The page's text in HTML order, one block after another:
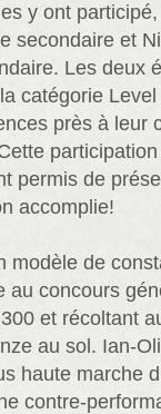
y ont
secondaire et
Les deux
catégorie
près à leur
permis de
accomplie!
modèle de
au concours
et récoltant
au sol. Ian-
haute marche
contre-